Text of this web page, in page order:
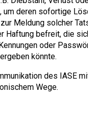
um deren sofortige
Meldung solcher
Haftung befreit, die
oder
könnte.
des IASE
Wege.